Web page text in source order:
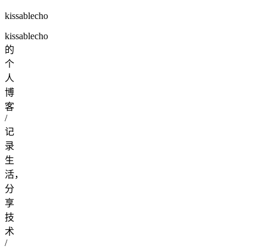
kissablecho
kissablecho
的
个
人
博
客
/
记
录
生
活，
分
享
技
术
/